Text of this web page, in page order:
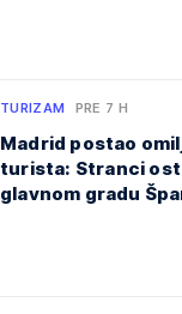
TURIZAM PRE 7 H
Madrid postao
turista: Stranci
glavnom gradu